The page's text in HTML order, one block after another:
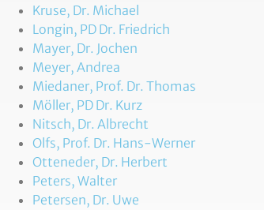
Kruse, Dr. Michael
Longin, PD Dr. Friedrich
Mayer, Dr. Jochen
Meyer, Andrea
Miedaner, Prof. Dr. Thomas
Möller, PD Dr. Kurz
Nitsch, Dr. Albrecht
Olfs, Prof. Dr. Hans-Werner
Otteneder, Dr. Herbert
Peters, Walter
Petersen, Dr. Uwe